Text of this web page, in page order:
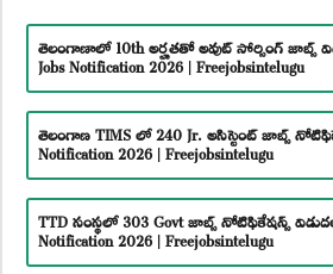
తెలంగాణాలో 10th అర్హతతో అవుట్ సోర్సింగ్ జాబ్స్
Jobs Notification 2026 | Freejobsintelugu
తెలంగాణ TIMS లో 240 Jr. అసిస్టెంట్ జాబ్స్
Notification 2026 | Freejobsintelugu
TTD సంస్థలో 303 Govt జాబ్స్ నోటిఫికేషన్స్
Notification 2026 | Freejobsintelugu